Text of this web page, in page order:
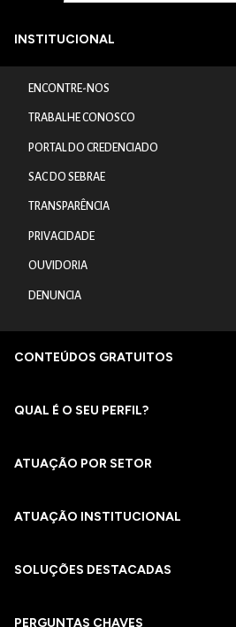
INSTITUCIONAL
ENCONTRE-NOS
TRABALHE CONOSCO
PORTAL DO CREDENCIADO
SAC DO SEBRAE
TRANSPARÊNCIA
PRIVACIDADE
OUVIDORIA
DENUNCIA
CONTEÚDOS GRATUITOS
QUAL É O SEU PERFIL?
ATUAÇÃO POR SETOR
ATUAÇÃO INSTITUCIONAL
SOLUÇÕES DESTACADAS
PERGUNTAS CHAVES​